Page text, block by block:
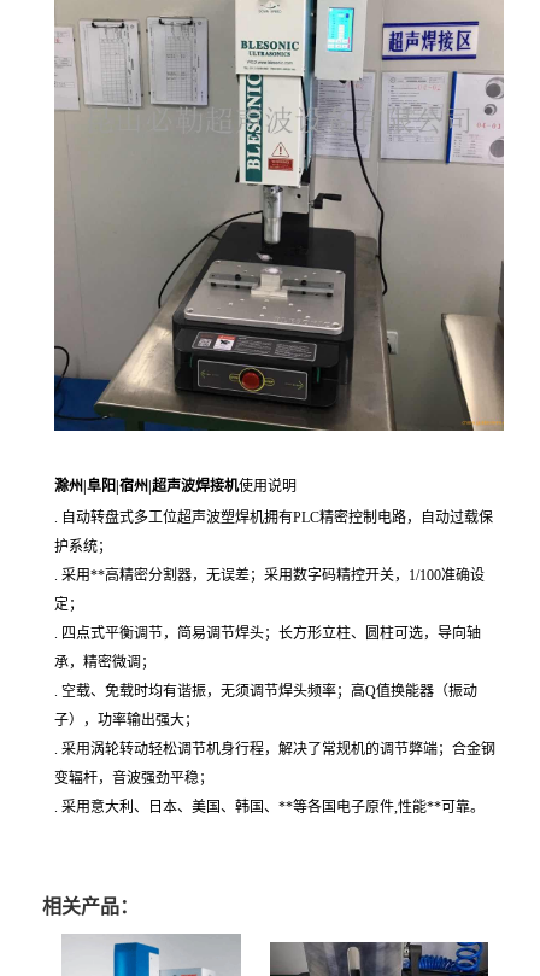
滁州|阜阳|宿州|超声波焊接机使用说明
. 自动转盘式多工位超声波塑焊机拥有PLC精密控制电路，自动过载保
护系统；
. 采用**高精密分割器，无误差；采用数字码精控开关，1/100准确设
定；
. 四点式平衡调节，简易调节焊头；长方形立柱、圆柱可选，导向轴
承，精密微调；
. 空载、免载时均有谐振，无须调节焊头频率；高Q值换能器（振动
子），功率输出强大；
. 采用涡轮转动轻松调节机身行程，解决了常规机的调节弊端；合金钢
变辐杆，音波强劲平稳；
. 采用意大利、日本、美国、韩国、**等各国电子原件,性能**可靠。
相关产品：